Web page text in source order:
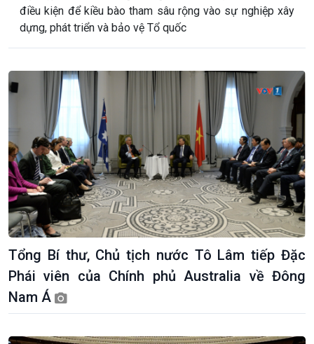
Giới thiệu
Thời sự
Thời sự 6h
Thời sự 21h30
điều kiện để kiều bào tham sâu rộng vào sự nghiệp xây
dựng, phát triển và bảo vệ Tổ quốc
Tổng Bí thư, Chủ tịch nước Tô Lâm tiếp Đặc
Phái viên của Chính phủ Australia về Đông
Nam Á